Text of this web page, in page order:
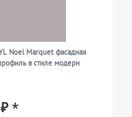
Noel Marquet фасадная
в стиле модерн
*